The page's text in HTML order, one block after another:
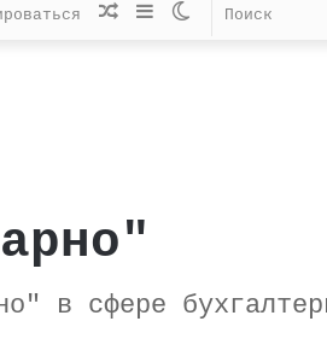
Switch
Sidebar
Случайная
в сфере